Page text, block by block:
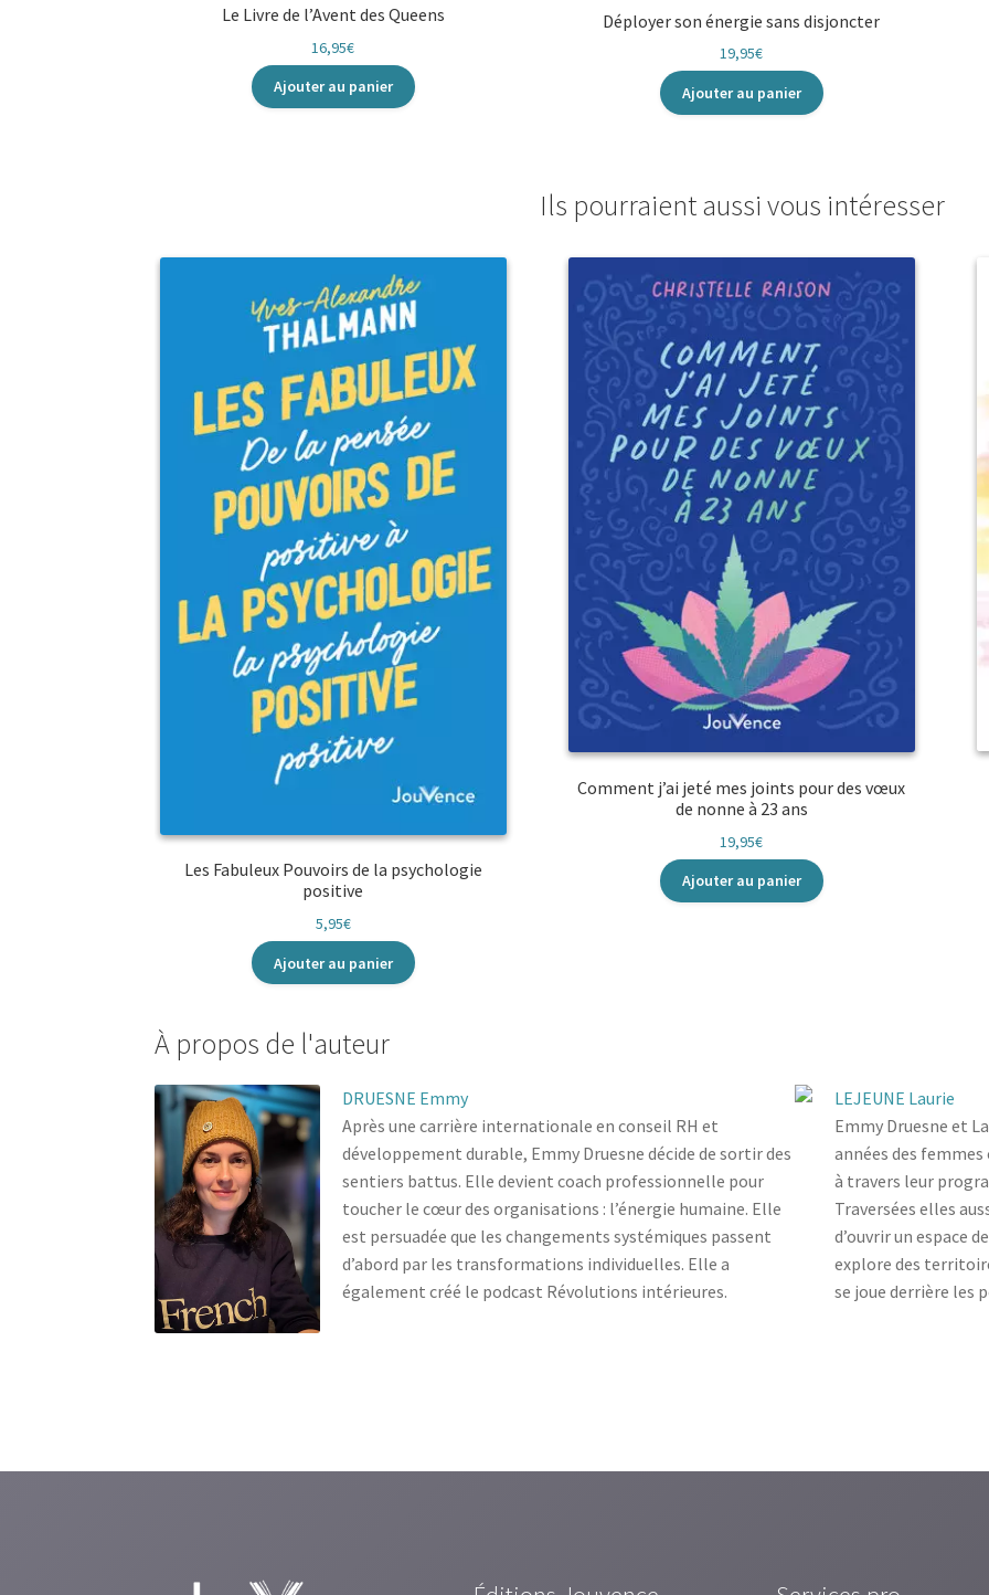
Le Livre de l’Avent des Queens
16,95€
Ajouter au panier
Déployer son énergie sans disjoncter
19,95€
Ajouter au panier
Ils pourraient aussi vous intéresser
Les Fabuleux Pouvoirs de la psychologie
positive
5,95€
Ajouter au panier
Comment j’ai jeté mes joints pour des vœux
de nonne à 23 ans
19,95€
Ajouter au panier
À propos de l'auteur
DRUESNE Emmy
Après une carrière internationale en conseil RH et
développement durable, Emmy Druesne décide de sortir des
sentiers battus. Elle devient coach professionnelle pour
toucher le cœur des organisations : l’énergie humaine. Elle
est persuadée que les changements systémiques passent
d’abord par les transformations individuelles. Elle a
également créé le podcast Révolutions intérieures.
LEJEUNE Laurie
Emmy Druesne et
années des
à travers leur
Traversées elles
d’ouvrir un espace
explore des
se joue derrière les